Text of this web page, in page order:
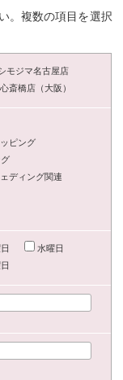
。複数の項目を選択
モジマ名古屋店
斎橋店（大阪）
ピング
ディング関連
水曜日